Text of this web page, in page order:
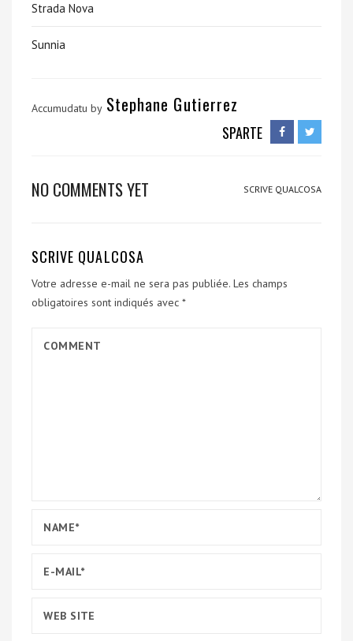
Strada Nova
Sunnia
Accumudatu by Stephane Gutierrez
SPARTE
NO COMMENTS YET SCRIVE QUALCOSA
SCRIVE QUALCOSA
Votre adresse e-mail ne sera pas publiée. Les champs
obligatoires sont indiqués avec *